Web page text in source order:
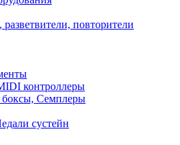
повторители
контроллеры
Семплеры
сустейн